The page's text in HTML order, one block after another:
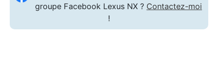
groupe Facebook Lexus NX ? Contactez-moi
!